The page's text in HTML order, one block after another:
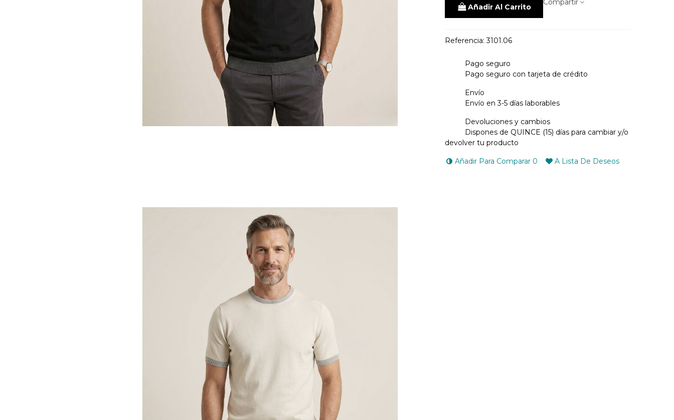
Añadir Al Carrito
Referencia: 3101.06
Pago seguro
Pago seguro con tarjeta de crédito
Envío
Envío en 3-5 días laborables
Devoluciones y cambios
Dispones de QUINCE (15) días para cambiar y/o
devolver tu producto
Añadir Para Comparar 0 A Lista De Deseos